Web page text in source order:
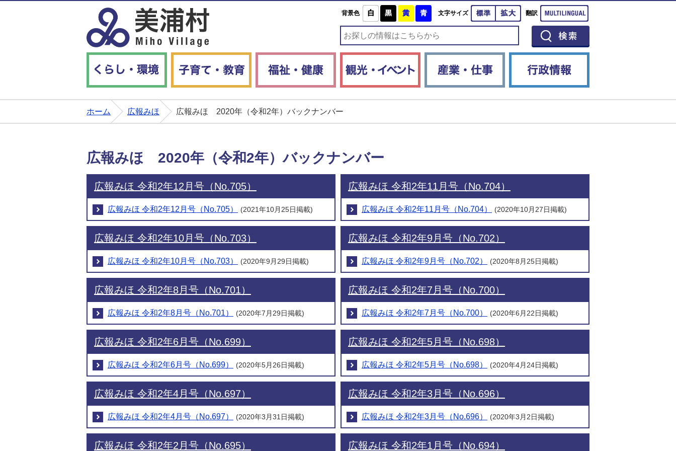
背景色 白 黒 黄 青文字サイズ 標準 拡大
翻訳
ホーム 広報みほ 広報みほ 2020年（令和2年）バックナンバー
広報みほ 2020年（令和2年）バックナンバー
広報みほ 令和2年12月号（No.705）
広報みほ 令和2年12月号（No.705） (2021年10月25日掲載)
広報みほ 令和2年11月号（No.704）
広報みほ 令和2年11月号（No.704） (2020年10月27日掲載)
広報みほ 令和2年10月号（No.703）
広報みほ 令和2年10月号（No.703） (2020年9月29日掲載)
広報みほ 令和2年9月号（No.702）
広報みほ 令和2年9月号（No.702） (2020年8月25日掲載)
広報みほ 令和2年8月号（No.701）
広報みほ 令和2年8月号（No.701） (2020年7月29日掲載)
広報みほ 令和2年7月号（No.700）
広報みほ 令和2年7月号（No.700） (2020年6月22日掲載)
広報みほ 令和2年6月号（No.699）
広報みほ 令和2年6月号（No.699） (2020年5月26日掲載)
広報みほ 令和2年5月号（No.698）
広報みほ 令和2年5月号（No.698） (2020年4月24日掲載)
広報みほ 令和2年4月号（No.697）
広報みほ 令和2年4月号（No.697） (2020年3月31日掲載)
広報みほ 令和2年3月号（No.696）
広報みほ 令和2年3月号（No.696） (2020年3月2日掲載)
広報みほ 令和2年2月号（No.695） 広報みほ 令和2年1月号（No.694）